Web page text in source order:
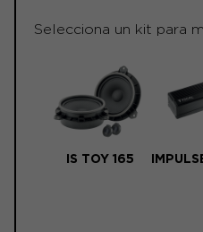
Selecciona un kit para
IS TOY 165